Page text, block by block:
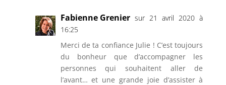
Fabienne Grenier sur 21 avril 2020 à
16:25
Merci de ta confiance Julie ! C’est toujours
du bonheur que d’accompagner les
personnes qui souhaitent aller de
l’avant… et une grande joie d’assister à